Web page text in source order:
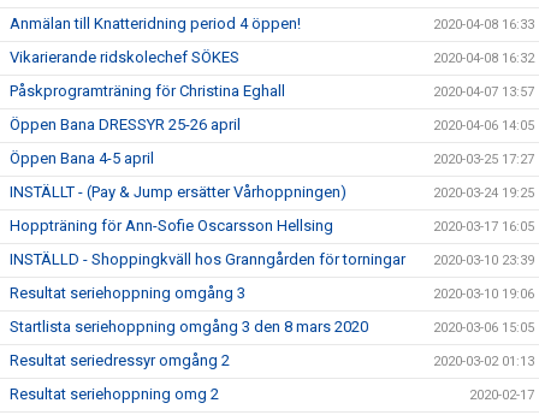
Anmälan till Knatteridning period 4 öppen! 2020-04-08 16:33
Vikarierande ridskolechef SÖKES 2020-04-08 16:32
Påskprogramträning för Christina Eghall 2020-04-07 13:57
Öppen Bana DRESSYR 25-26 april 2020-04-06 14:05
Öppen Bana 4-5 april 2020-03-25 17:27
INSTÄLLT - (Pay & Jump ersätter Vårhoppningen) 2020-03-24 19:25
Hoppträning för Ann-Sofie Oscarsson Hellsing 2020-03-17 16:05
INSTÄLLD - Shoppingkväll hos Granngården för torningar 2020-03-10 23:39
Resultat seriehoppning omgång 3 2020-03-10 19:06
Startlista seriehoppning omgång 3 den 8 mars 2020 2020-03-06 15:05
Resultat seriedressyr omgång 2 2020-03-02 01:13
Resultat seriehoppning omg 2 2020-02-17